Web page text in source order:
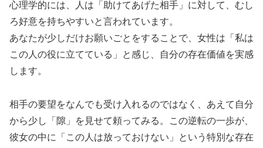
心理学的には、人は「助けてあげた相手」に対して、むし
ろ好意を持ちやすいと言われています。
あなたが少しだけお願いごとをすることで、女性は「私は
この人の役に立てている」と感じ、自分の存在価値を実感
します。
相手の要望をなんでも受け入れるのではなく、あえて自分
から少し「隙」を見せて頼ってみる。この逆転の一歩が、
彼女の中に「この人は放っておけない」という特別な存在